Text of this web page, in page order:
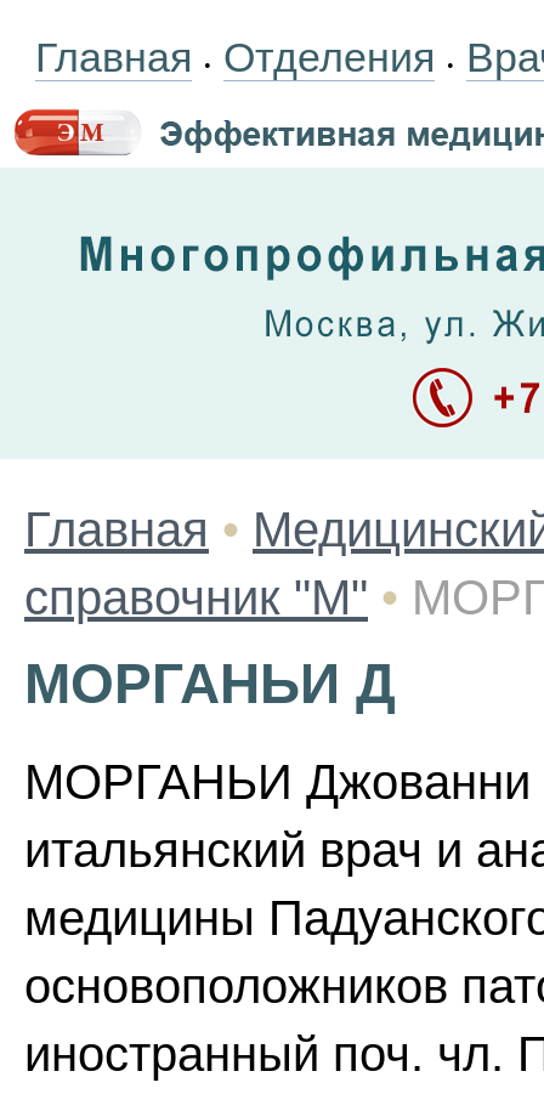
Главная • Отделения •
Главная •
справочник "М" •
МОРГАНЬИ Д
МОРГАНЬИ Джованни
итальянский врач и
медицины
основоположников
иностранный поч. чл.